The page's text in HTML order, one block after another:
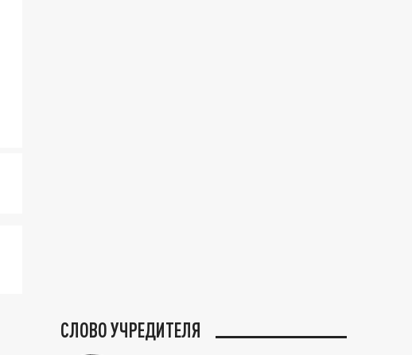
СЛОВО УЧРЕДИТЕЛЯ